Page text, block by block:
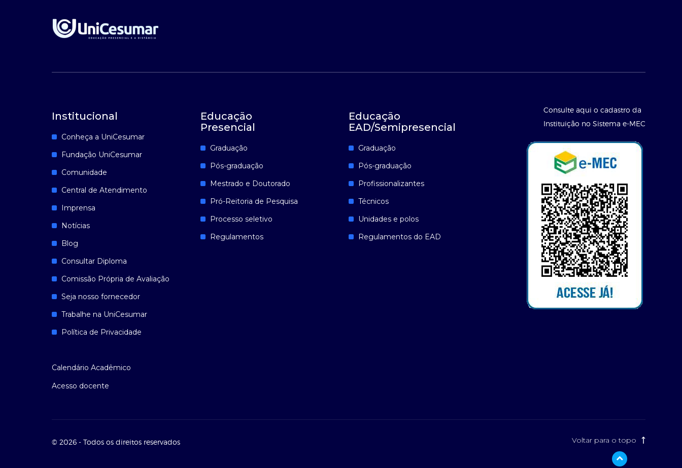
Institucional
Conheça a UniCesumar
Fundação UniCesumar
Comunidade
Central de Atendimento
Imprensa
Notícias
Blog
Consultar Diploma
Comissão Própria de Avaliação
Seja nosso fornecedor
Trabalhe na UniCesumar
Política de Privacidade
Calendário Acadêmico
Acesso docente
Educação
Presencial
Graduação
Pós-graduação
Mestrado e Doutorado
Pró-Reitoria de Pesquisa
Processo seletivo
Regulamentos
Educação
EAD/Semipresencial
Graduação
Pós-graduação
Profissionalizantes
Técnicos
Unidades e polos
Regulamentos do EAD
Consulte aqui o cadastro da
Instituição no Sistema e-MEC
© 2026 - Todos os direitos reservados Voltar para o topo